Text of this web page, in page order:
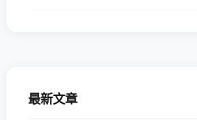
最新文章